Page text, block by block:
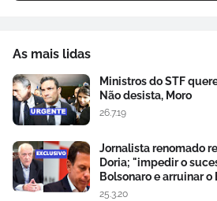
As mais lidas
Ministros do STF
Não desista, Moro
26.7.19
Jornalista renomado
Doria; "impedir o
Bolsonaro e arruinar o
25.3.20